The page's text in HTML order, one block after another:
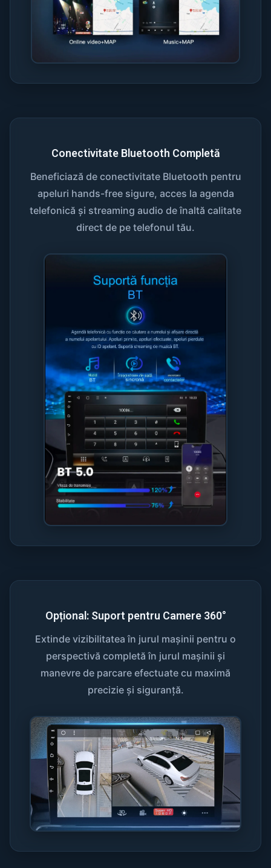
Conectivitate Bluetooth Completă
Beneficiază de conectivitate Bluetooth pentru
apeluri hands-free sigure, acces la agenda
telefonică și streaming audio de înaltă calitate
direct de pe telefonul tău.
Opțional: Suport pentru Camere 360°
Extinde vizibilitatea în jurul mașinii pentru o
perspectivă completă în jurul mașinii și
manevre de parcare efectuate cu maximă
precizie și siguranță.